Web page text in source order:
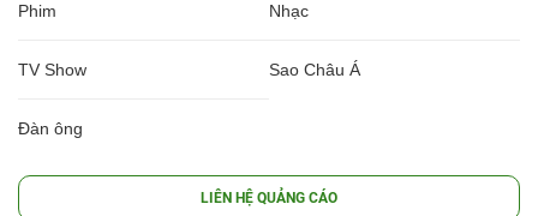
Phim Nhạc
TV Show Sao Châu Á
Đàn ông
LIÊN HỆ QUẢNG CÁO